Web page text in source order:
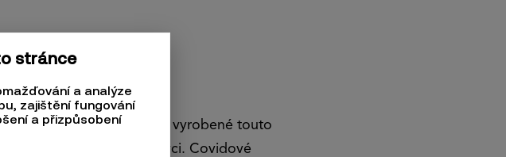
stránce
a analýze
zajištění fungování
a přizpůsobení
od roku 1995. Dresy vyrobené touto
kluby, tak hobby sportovci. Covidové